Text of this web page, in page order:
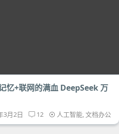
忆+联网的满血 DeepSeek 万
3月2日 12 人工智能,文档办公